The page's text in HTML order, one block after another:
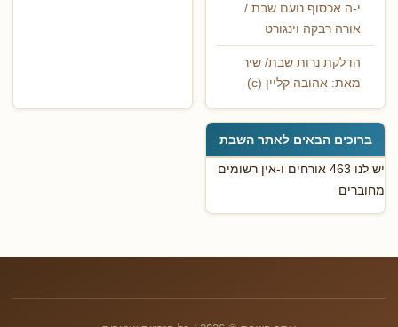
י-ה אכסוף נועם שבת /
אורה רבקה וינגורט
הדלקת נרות שבת/ שיר
מאת: אהובה קליין (c)
ברוכים הבאים לאתר השבת
יש לנו 463 אורחים ו-אין רשומים
מחוברים